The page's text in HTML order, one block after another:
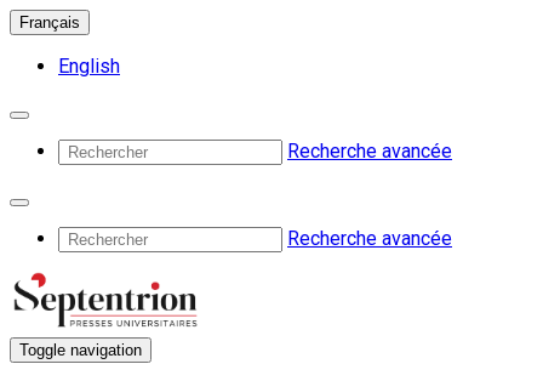
Français
English
Recherche avancée
Recherche avancée
Toggle navigation